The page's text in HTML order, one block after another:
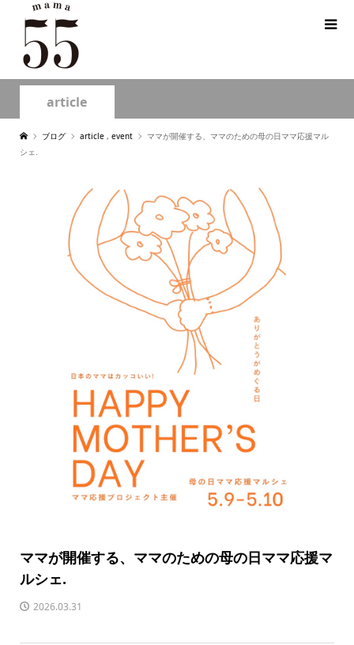
article
ブログ article , event
ママが開催する、ママのための母の日ママ応援マル
シェ.
ママが開催する、ママのための母の日ママ応援マ
ルシェ.
2026.03.31